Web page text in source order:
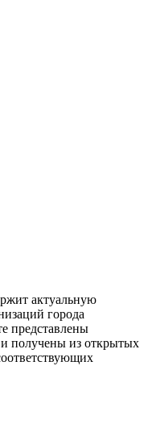
актуальную
города
представлены
получены из открытых